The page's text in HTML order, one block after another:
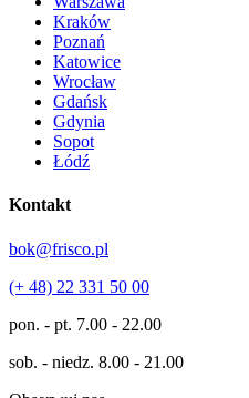
Kraków
Poznań
Katowice
Wrocław
Gdańsk
Gdynia
Sopot
Łódź
Kontakt
bok@frisco.pl
(+ 48) 22 331 50 00
pon. - pt. 7.00 - 22.00
sob. - niedz. 8.00 - 21.00